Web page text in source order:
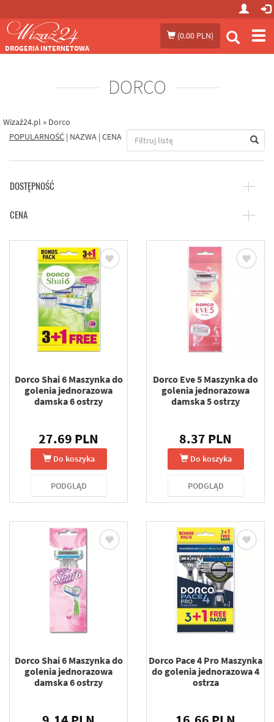
(0.00 PLN)
DROGERIA INTERNETOWA
DORCO
Wizaż24.pl » Dorco
POPULARNOŚĆ | NAZWA | CENA
DOSTĘPNOŚĆ
CENA
Dorco Shai 6 Maszynka do
golenia jednorazowa
damska 6 ostrzy
27.69 PLN
Do koszyka
PODGLĄD
Dorco Eve 5 Maszynka do
golenia jednorazowa
damska 5 ostrzy
8.37 PLN
Do koszyka
PODGLĄD
Dorco Shai 6 Maszynka do
golenia jednorazowa
damska 6 ostrzy
Dorco Pace 4 Pro Maszynka
do golenia jednorazowa 4
ostrza